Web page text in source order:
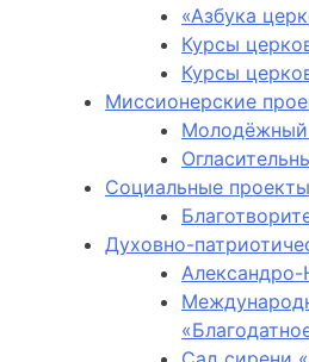
«Азбука
Курсы
Курсы
Миссионерские
Молодёжный
Социальные проекты
Духовно-
Александро-